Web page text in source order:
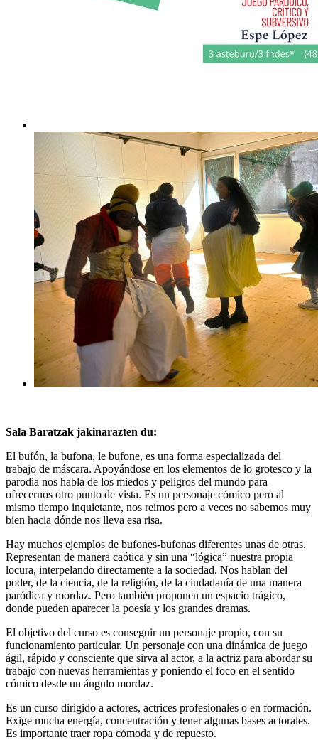
Sala Baratzak jakinarazten du:
El bufón, la bufona, le bufone, es una forma especializada del
trabajo de máscara. Apoyándose en los elementos de lo grotesco y la
parodia nos habla de los miedos y peligros del mundo para
ofrecernos otro punto de vista. Es un personaje cómico pero al
mismo tiempo inquietante, nos reímos pero a veces no sabemos muy
bien hacia dónde nos lleva esa risa.
Hay muchos ejemplos de bufones-bufonas diferentes unas de otras.
Representan de manera caótica y sin una “lógica” nuestra propia
locura, interpelando directamente a la sociedad. Nos hablan del
poder, de la ciencia, de la religión, de la ciudadanía de una manera
paródica y mordaz. Pero también proponen un espacio trágico,
donde pueden aparecer la poesía y los grandes dramas.
El objetivo del curso es conseguir un personaje propio, con su
funcionamiento particular. Un personaje con una dinámica de juego
ágil, rápido y consciente que sirva al actor, a la actriz para abordar su
trabajo con nuevas herramientas y poniendo el foco en el sentido
cómico desde un ángulo mordaz.
Es un curso dirigido a actores, actrices profesionales o en formación.
Exige mucha energía, concentración y tener algunas bases actorales.
Es importante traer ropa cómoda y de repuesto.